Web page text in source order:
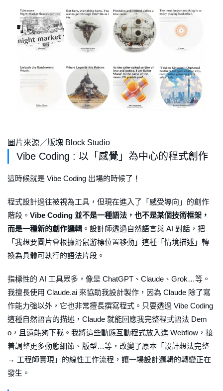
圖片來源／版塊 Block Studio
Vibe Coding : 以「感覺」為中心的程式創作
這時候就是 Vibe Coding 出場的時候了！
程式設計過往被視為工具，但現在進入了「感受導向」的創作
階段。 Vibe Coding 並不是一種語法，也不是某個技術框架，
而是一種新的創作邏輯 。設計師透過自然語言與 AI 對話，把
「我想要圖片會根據滑鼠游標位置移動」這種「情境描述」轉
換為具體可執行的語法片段。
指標性的 AI 工具眾多，像是 ChatGPT、Claude、Grok…等。
我擅長使用 Claude.ai 來協助我設計製作，因為 Claude 除了寫
作能力強以外，它也非常擅長撰寫程式。只要透過 Vibe Coding
這種自然語言的描述，Claude 就能回應我完整程式語法 Dem
o，且還能夠下載。我將這些動態互動程式放入進 Webflow，接
着調整更多動態細節、版型…等，改變了原本「設計想法完整
→ 工程師實現」的線性工作流程，讓一場設計邏輯的轉變正在
發生。